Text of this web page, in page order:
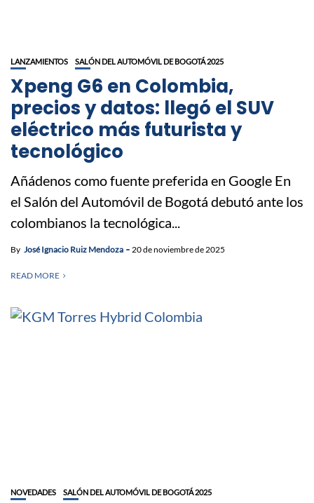
LANZAMIENTOS SALÓN DEL AUTOMÓVIL DE BOGOTÁ 2025
Xpeng G6 en Colombia,
precios y datos: llegó el SUV
eléctrico más futurista y
tecnológico
Añádenos como fuente preferida en Google En
el Salón del Automóvil de Bogotá debutó ante los
colombianos la tecnológica...
By José Ignacio Ruiz Mendoza 20 de noviembre de 2025
READ MORE
NOVEDADES SALÓN DEL AUTOMÓVIL DE BOGOTÁ 2025